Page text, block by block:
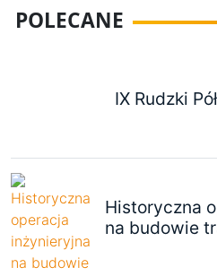
POLECANE
IX Rudzki
Historyczna
na budowie